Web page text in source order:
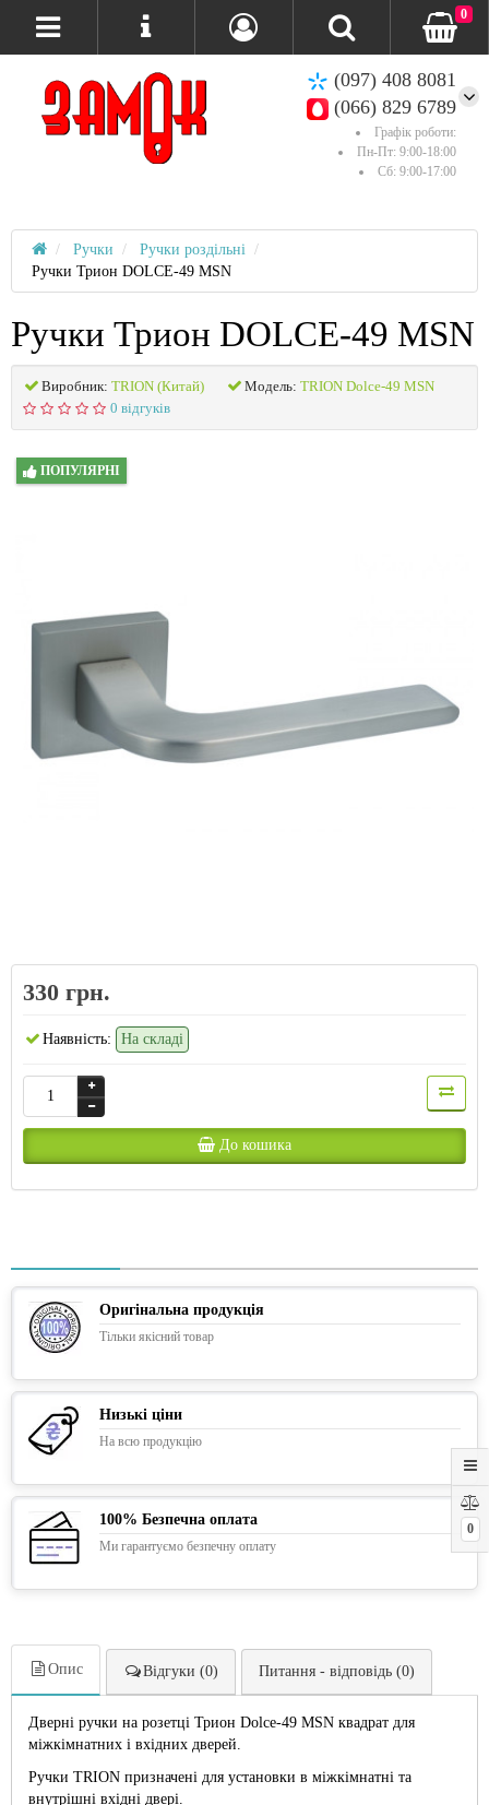
0
(097) 408 8081
(066) 829 6789
Графік роботи:
Пн-Пт: 9:00-18:00
Сб: 9:00-17:00
0
Ручки
Ручки роздільні
Ручки Трион DOLCE-49 MSN
Ручки Трион DOLCE-49 MSN
Виробник: TRION (Китай) Модель: TRION Dolce-49 MSN
0 відгуків
ПОПУЛЯРНІ
330 грн.
Наявність: На складі
До кошика
Оригінальна продукція
Тільки якісний товар
Низькі ціни
На всю продукцію
100% Безпечна оплата
Ми гарантуємо безпечну оплату
Опис Відгуки (0) Питання - відповідь (0)
Дверні ручки на розетці Трион Dolce-49 MSN квадрат для
міжкімнатних і вхідних дверей.
Ручки TRION призначені для установки в міжкімнатні та
внутрішні вхідні двері.